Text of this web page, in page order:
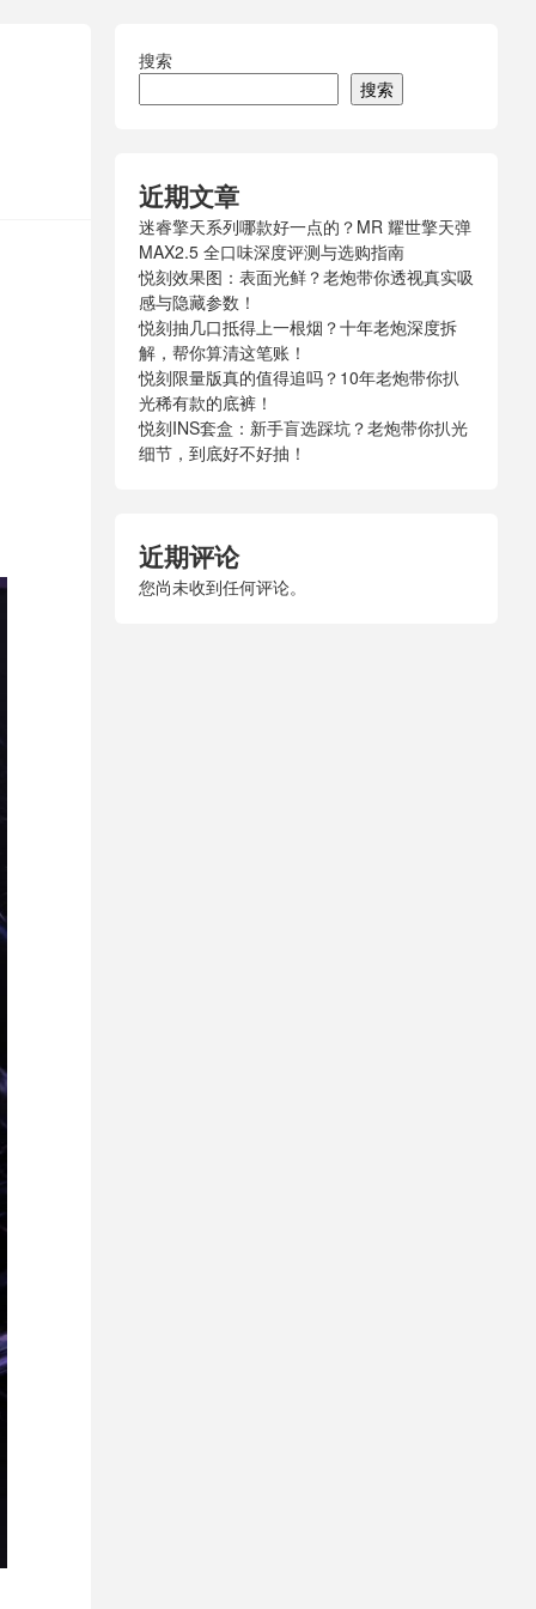
搜索
搜索
近期文章
迷睿擎天系列哪款好一点的？MR 耀世擎天弹
MAX2.5 全口味深度评测与选购指南
悦刻效果图：表面光鲜？老炮带你透视真实吸
感与隐藏参数！
悦刻抽几口抵得上一根烟？十年老炮深度拆
解，帮你算清这笔账！
悦刻限量版真的值得追吗？10年老炮带你扒
光稀有款的底裤！
悦刻INS套盒：新手盲选踩坑？老炮带你扒光
细节，到底好不好抽！
近期评论
您尚未收到任何评论。